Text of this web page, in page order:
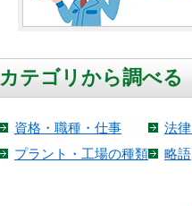
カテゴリから調べる
資格・職種・仕事 法
プラント・工場の種類
略語